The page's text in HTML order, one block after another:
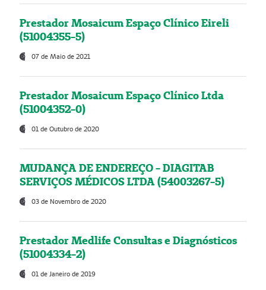
Prestador Mosaicum Espaço Clínico Eireli
(51004355-5)
07 de Maio de 2021
Prestador Mosaicum Espaço Clínico Ltda
(51004352-0)
01 de Outubro de 2020
MUDANÇA DE ENDEREÇO - DIAGITAB
SERVIÇOS MÉDICOS LTDA (54003267-5)
03 de Novembro de 2020
Prestador Medlife Consultas e Diagnósticos
(51004334-2)
01 de Janeiro de 2019